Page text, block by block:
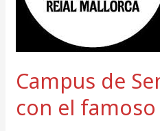
Campus de
con el famoso
famoso
“100